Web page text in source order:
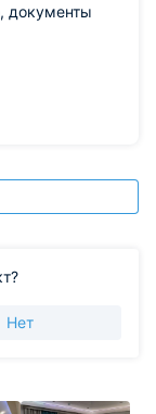
документы
графике.
Нет